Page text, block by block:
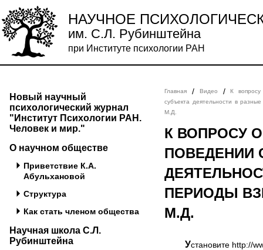
НАУЧНОЕ
им. С.Л. Рубинштейна
при Институте психологии РАН
Новый научный
психологический журнал
"Институт Психологии РАН.
Человек и мир."
О научном обществе
Приветствие К.А.
Абульхановой
Структура
Как стать членом общества
Научная школа С.Л.
Рубинштейна
Главная / Видео /
К
субъекта деятельности в
М.Д.
К ВОПРОСУ
ПОВЕДЕНИИ
ПЕРИОДЫ
М.Д.
Установите http://